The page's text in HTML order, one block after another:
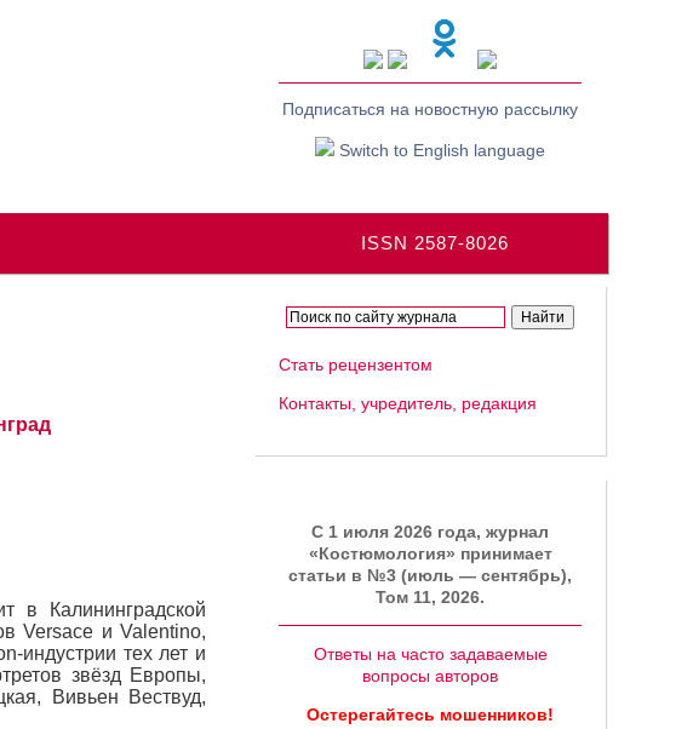
Подписаться на новостную рассылку
Switch to English language
ISSN 2587-8026
в Калининградской
Versace и Valentino,
индустрии тех лет и
звёзд Европы,
Вивьен Вествуд,
Стать рецензентом
Контакты, учредитель, редакция
C 1 июля 2026 года, журнал
«Костюмология» принимает
статьи в №3 (июль — сентябрь),
Том 11, 2026.
Ответы на часто задаваемые
вопросы авторов
Остерегайтесь мошенников!